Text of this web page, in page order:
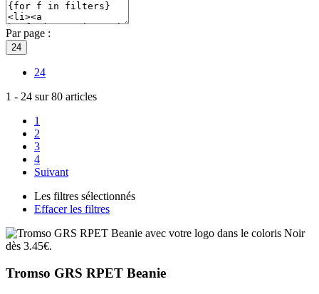
Par page :
24
24
1 - 24 sur80 articles
1
2
3
4
Suivant
Les filtres sélectionnés
Effacer les filtres
Tromso GRS RPET Beanie